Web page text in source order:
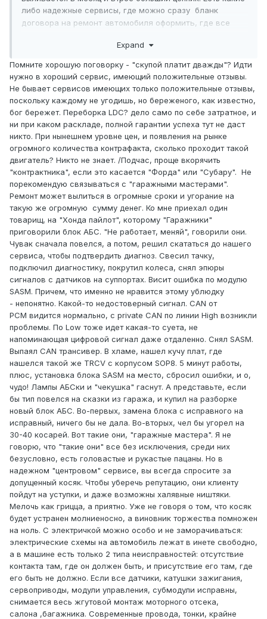
либо надежные сервисы, где можно сразу бланк
договора на ремонт автомобиля оформить, где все
лишний раз не переживать
Expand
Помните хорошую поговорку - "скупой платит дважды"? Идти
нужно в хороший сервис, имеющий положительные отзывы.
Не бывает сервисов имеющих только положительные отзывы,
поскольку каждому не угодишь, но береженого, как известно,
бог бережет. Переборка LDC? дело само по себе затратное, и
ни при каком раскладе, полной гарантии успеха тут не даст
никто. При нынешнем уровне цен, и появления на рынке
огромного количества контрафакта, сколько проходит такой
двигатель? Никто не знает. /Подчас, проще вкорячить
"контрактника", если это касается "Форда" или "Субару". Не
порекомендую связываться с "гаражными мастерами".
Ремонт может вылиться в огромные сроки и угорание на
такую же огромную сумму денег. Ко мне приехал один
товарищ, на "Хонда пайлот", которому "Гаражники"
приговорили блок АБС. "Не работает, меняй", говорили они.
Чувак сначала повелся, а потом, решил скататься до нашего
сервиса, чтобы подтвердить диагноз. Свесил тачку,
подключил диагностику, покрутил колеса, снял эпюры
сигналов с датчиков на суппортах. Висит ошибка по модулю
SASM. Причем, что именно не нравится этому ублюдку
- непонятно. Какой-то недостоверный сигнал. CAN от
PCM видится нормально, c private CAN по линии High возникли
проблемы. По Low тоже идет какая-то суета, не
напоминающая цифровой сигнал даже отдаленно. Снял SASM.
Выпаял CAN трансивер. В хламе, нашел кучу плат, где
нашелся такой же TRCV с корпусом SOP8. 5 минут работы,
плюс, установка блока SASM на место, сбросил ошибки, и о,
чудо! Лампы АБСки и "чекушка" гаснут. А представьте, если
бы тип повелся на сказки из гаража, и купил на разборке
новый блок АБС. Во-первых, замена блока с исправного на
исправный, ничего бы не дала. Во-вторых, чел бы угорел на
30-40 косарей. Вот такие они, "гаражные мастера". Я не
говорю, что "такие они" все без исключения, среди них
безусловно, есть головастые и рукастые пацаны. Но в
надежном "центровом" сервисе, вы всегда спросите за
допущенный косяк. Чтобы уберечь репутацию, они клиенту
пойдут на уступки, и даже возможны халявные ништяки.
Мелочь как грицца, а приятно. Уже не говоря о том, что косяк
будет устранен молниеносно, а виновник торжества помножен
на ноль. С электричкой можно особо и не заморачиваться:
электрические схемы на автомобиль лежат в инете свободно,
а в машине есть только 2 типа неисправностей: отсутствие
контакта там, где он должен быть, и присутствие его там, где
его быть не должно. Если все датчики, катушки зажигания,
сервоприводы, модули управления, субмодули исправны,
снимается весь жгутовой монтаж моторного отсека,
салона ,багажника. Современные провода, тонки, крайне